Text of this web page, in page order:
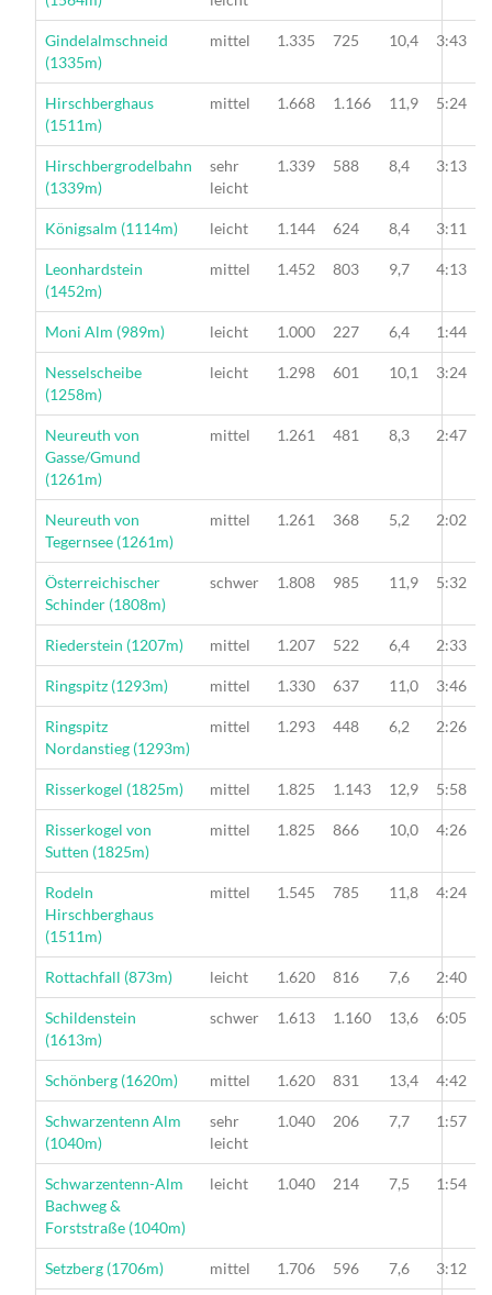
Wanderung
Gindelalmschneid
(1335m)
mittel 1.335 725 10,4 3:43
Wanderung
Hirschberghaus
(1511m)
mittel 1.668 1.166 11,9 5:24
Wanderung
Hirschbergrodelbahn
(1339m)
sehr
leicht
1.339 588 8,4 3:13
Wanderung
Königsalm (1114m) leicht 1.144 624 8,4 3:11
Wanderung
Leonhardstein
(1452m)
mittel 1.452 803 9,7 4:13
Wanderung
Moni Alm (989m) leicht 1.000 227 6,4 1:44
Wanderung
Nesselscheibe
(1258m)
leicht 1.298 601 10,1 3:24
Wanderung
Neureuth von
Gasse/Gmund
(1261m)
mittel 1.261 481 8,3 2:47
Wanderung
Neureuth von
Tegernsee (1261m)
mittel 1.261 368 5,2 2:02
Wanderung
Österreichischer
Schinder (1808m)
schwer 1.808 985 11,9 5:32
Wanderung
Riederstein (1207m) mittel 1.207 522 6,4 2:33
Wanderung
Ringspitz (1293m) mittel 1.330 637 11,0 3:46
Wanderung
Ringspitz
Nordanstieg (1293m)
mittel 1.293 448 6,2 2:26
Wanderung
Risserkogel (1825m) mittel 1.825 1.143 12,9 5:58
Wanderung
Risserkogel von
Sutten (1825m)
mittel 1.825 866 10,0 4:26
Wanderung
Rodeln
Hirschberghaus
(1511m)
mittel 1.545 785 11,8 4:24
Wanderung
Rottachfall (873m) leicht 1.620 816 7,6 2:40
Wanderung
Schildenstein
(1613m)
schwer 1.613 1.160 13,6 6:05
Wanderung
Schönberg (1620m) mittel 1.620 831 13,4 4:42
Wanderung
Schwarzentenn Alm
(1040m)
sehr
leicht
1.040 206 7,7 1:57
Wanderung
Schwarzentenn-Alm
Bachweg &
Forststraße (1040m)
leicht 1.040 214 7,5 1:54
Wanderung
Setzberg (1706m) mittel 1.706 596 7,6 3:12